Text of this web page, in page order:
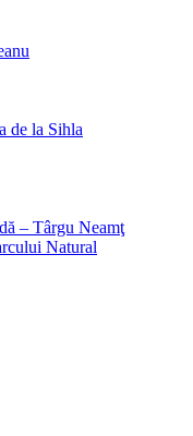
de la Sihla
– Târgu Neamţ
Natural